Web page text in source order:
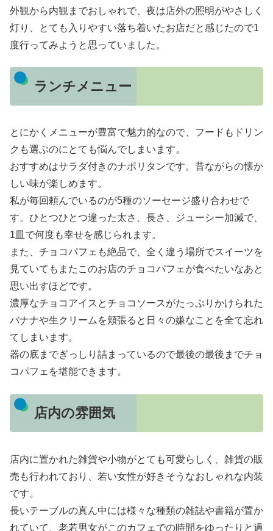
外観から内観までおしゃれで、夜は店外の照明がやさしく
灯り、とても入りやすい落ち着いたお店だと感じたので1
度行ってみようと思っていました。
ランチメニュー
とにかくメニューが豊富で魅力的なので、フードもドリン
クも選ぶのにとても悩んでしまいます。
おすすめはサラダ付きのナポリタンです。昔ながらの懐か
しい味が楽しめます。
私が毎回頼んでいるのが5種のソーセージ盛り合わせで
す。ひとつひとつ違った太さ、長さ、ジューシー加減で、
1皿で何度も幸せを感じられます。
また、チョコパフェも絶品で、全く違う場所でスイーツを
見ていてもまたこのお店のチョコパフェが食べたいなあと
思い出すほどです。
濃厚なチョコアイスとチョコソースがたっぷりかけられた
バナナや生クリームを頬張ると日々の嫌なことを全て忘れ
てしまいます。
器の底までぎっしり詰まっているので最後の最後までチョ
コパフェを堪能できます。
店内の雰囲気
店内に置かれた雑貨や小物がとても可愛らしく、雑貨の販
売も行われており、若い女性が好きそうなおしゃれな内装
です。
長いテーブルの真ん中には様々な種類の雑誌や書籍が置か
れていて、老若男女がこのカフェでの時間をゆったりと過